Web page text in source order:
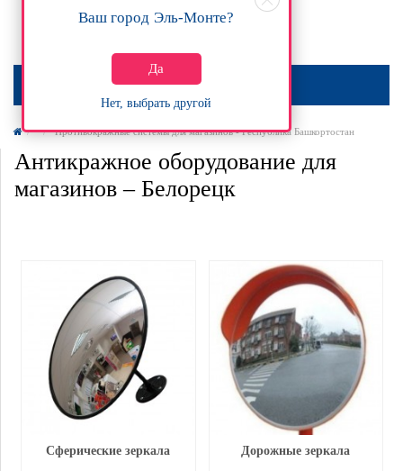
Ваш город Эль-Монте?
Да
Нет, выбрать другой
0Р
МЕНЮ
Противокражные системы для магазинов - Республика Башкортостан
Антикражное оборудование для
магазинов – Белорецк
Сферические зеркала Дорожные зеркала